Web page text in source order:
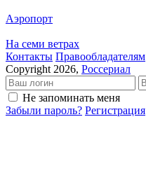
Аэропорт
На семи ветрах
Кон­так­ты Пра­во­об­ла­да­те­лям
Copyright 2026, Россериал
Не запоминать меня
Забыли пароль? Регистрация